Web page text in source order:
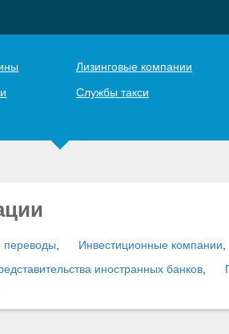
Лизинговые компании
Службы такси
Инвестиционные компании
иностранных банков,